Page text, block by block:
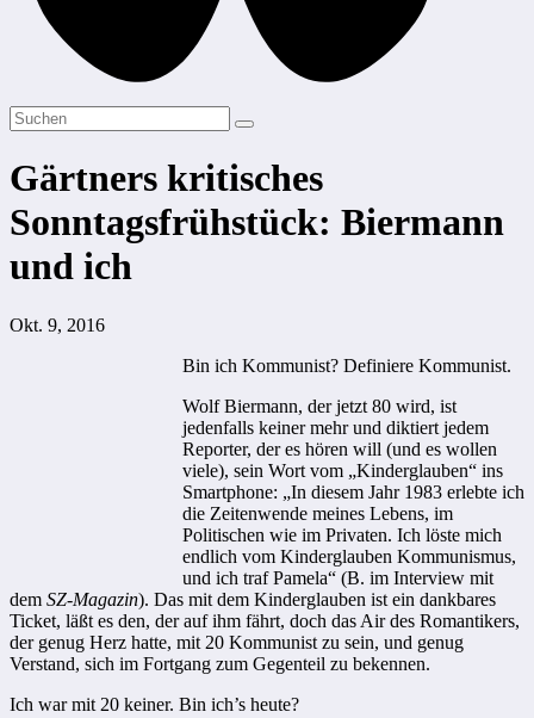
Gärtners kritisches
Sonntagsfrühstück: Biermann
und ich
Okt. 9, 2016
Bin ich Kommunist? Definiere Kommunist.
Wolf Biermann, der jetzt 80 wird, ist
jedenfalls keiner mehr und diktiert jedem
Reporter, der es hören will (und es wollen
viele), sein Wort vom „Kinderglauben“ ins
Smartphone: „In diesem Jahr 1983 erlebte ich
die Zeitenwende meines Lebens, im
Politischen wie im Privaten. Ich löste mich
endlich vom Kinderglauben Kommunismus,
und ich traf Pamela“ (B. im Interview mit
dem SZ-Magazin). Das mit dem Kinderglauben ist ein dankbares
Ticket, läßt es den, der auf ihm fährt, doch das Air des Romantikers,
der genug Herz hatte, mit 20 Kommunist zu sein, und genug
Verstand, sich im Fortgang zum Gegenteil zu bekennen.
Ich war mit 20 keiner. Bin ich’s heute?